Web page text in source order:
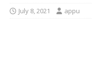
July 8, 2021 appu